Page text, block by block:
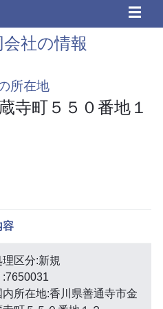
☰
会社の情報
所在地
寺町５５０番地１
容
理区分:新規
:7650031
内所在地:香川県善通寺市金